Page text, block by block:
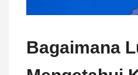
Bagaimana